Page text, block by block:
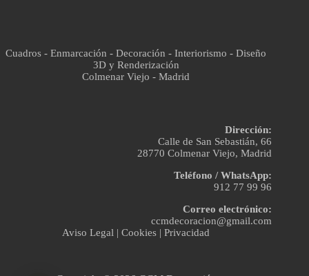
Cuadros - Enmarcación - Decoración - Interiorismo - Diseño
3D y Renderización
Colmenar Viejo - Madrid
Dirección:
Calle de San Sebastián, 66
28770 Colmenar Viejo, Madrid
Teléfono / WhatsApp:
912 77 99 96
Correo electrónico:
ccmdecoracion@gmail.com
Aviso Legal |Cookies |Privacidad